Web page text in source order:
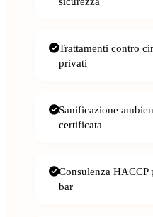
Trattamenti contro
privati
Sanificazione
certificata
Consulenza HACCP
bar